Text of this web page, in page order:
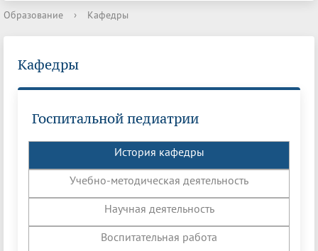
Образование › Кафедры
Кафедры
Госпитальной педиатрии
История кафедры
Учебно-методическая деятельность
Научная деятельность
Воспитательная работа